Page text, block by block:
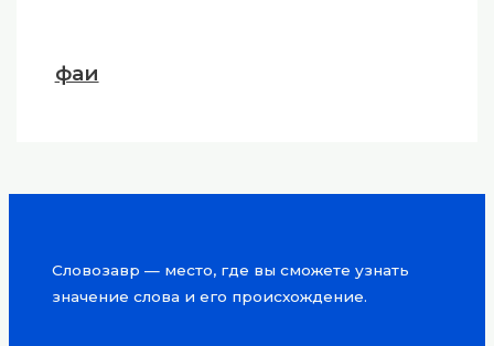
фаи
Словозавр — место, где вы сможете узнать
значение слова и его происхождение.